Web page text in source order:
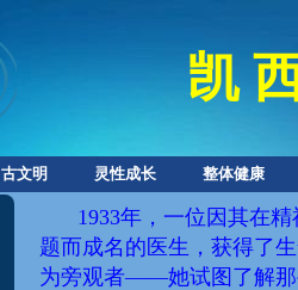
凯
古文明 灵性成长 整体健康
1933年，一位因其在
题而成名的医生 ， 获得了
为旁观者——她试图了解那